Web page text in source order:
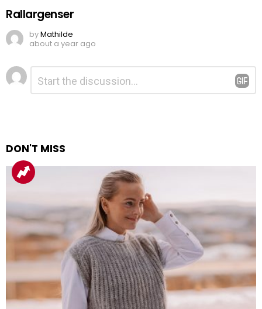
Rallargenser
byMathilde
about a year ago
Legg
igjen
Kommentar
DON'T MISS